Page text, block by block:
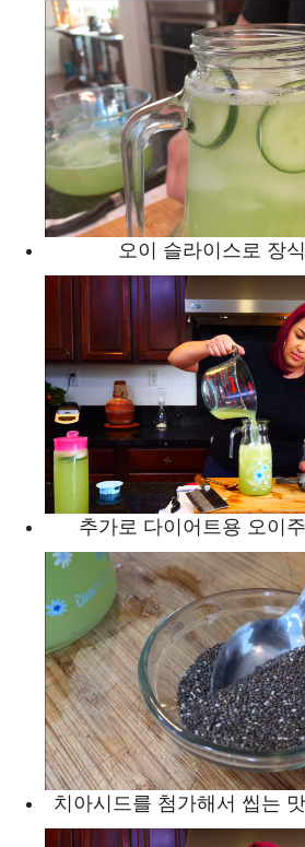
오이 슬라이스로 장
추가로 다이어트용 오이
치아시드를 첨가해서 씹는